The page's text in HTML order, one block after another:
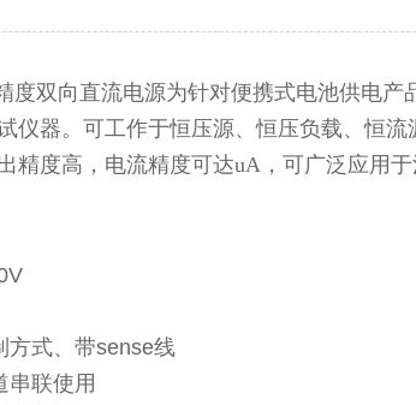
度双向直流电源为针对便携式电池供电产
仪器。可工作于恒压源、恒压负载、恒
精度高，电流精度可达uA ，可广泛应用
方式、带sense线
串联使用